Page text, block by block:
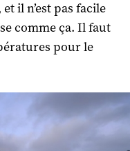
il n’est pas facile
comme ça. Il faut
pour le